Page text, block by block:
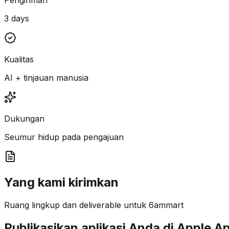
3 days
Kualitas
AI + tinjauan manusia
Dukungan
Seumur hidup pada pengajuan
Yang kami kirimkan
Ruang lingkup dan deliverable untuk 6ammart